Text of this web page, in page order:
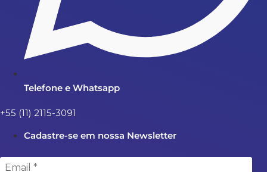
Telefone e Whatsapp
+55 (11) 2115-3091
Cadastre-se em nossa Newsletter